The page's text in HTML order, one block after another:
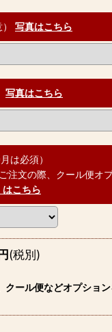
写真はこちら
写真はこちら
は必須）
注文の際、クール便オ
はこちら
(税別)
クール便などオプショ